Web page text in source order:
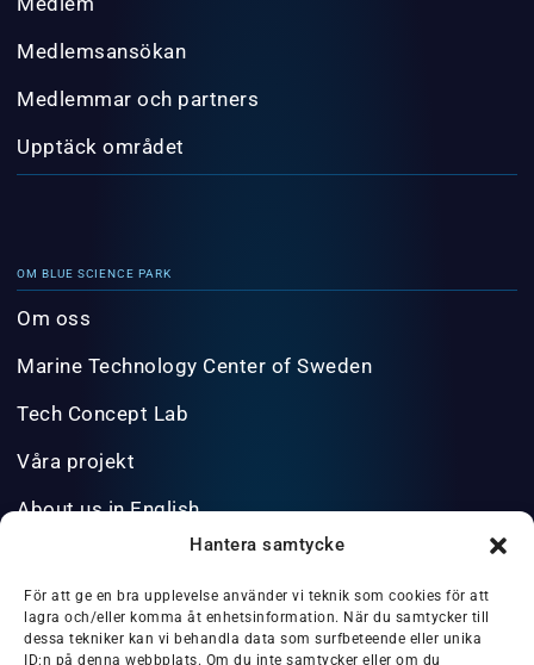
Hantera samtycke
För att ge en bra upplevelse använder vi teknik som cookies för att
lagra och/eller komma åt enhetsinformation. När du samtycker till
dessa tekniker kan vi behandla data som surfbeteende eller unika
ID:n på denna webbplats. Om du inte samtycker eller om du
Medlemsansökan
Medlemmar och partners
Upptäck området
OM BLUE SCIENCE PARK
Om oss
Marine Technology Center of Sweden
Tech Concept Lab
Våra projekt
About us in English
INFO@BLUESCIENCEPARK.SE